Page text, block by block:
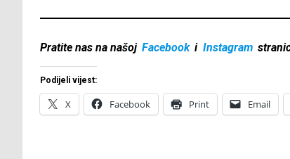
Pratite nas na našoj Facebook i Instagram
Podijeli vijest:
X Facebook Print Email